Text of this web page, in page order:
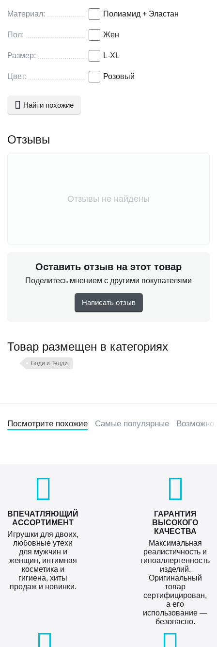
Материал: Полиамид + Эластан
Пол: Жен
Размер: L-XL
Цвет: Розовый
Найти похожие
Отзывы
Отзывы не найдены
Оставить отзыв на этот товар
Поделитесь мнением с другими покупателями
Написать отзыв
Товар размещен в категориях
Боди и Тедди
Посмотрите похожие Самые популярные Возможно,
ВПЕЧАТЛЯЮЩИЙ
АССОРТИМЕНТ
Игрушки для двоих,
любовные утехи
для мужчин и
женщин, интимная
косметика и
гигиена, хиты
продаж и новинки.
ГАРАНТИЯ
ВЫСОКОГО
КАЧЕСТВА
Максимальная
реалистичность и
гипоаллергенность
изделий.
Оригинальный
товар
сертифицирован,
а его
использование —
безопасно.